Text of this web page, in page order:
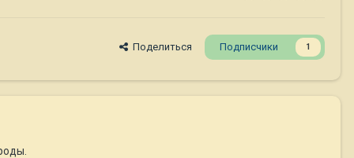
Поделиться Подписчики 1